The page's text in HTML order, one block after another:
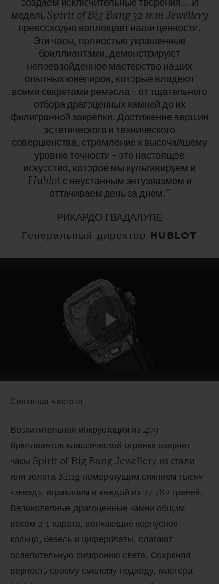
создаем исключительные творения... И
модель Spirit ofBig Bang 32 mm Jewellery
превосходно воплощает наши ценности.
Эти часы, полностью украшенные
бриллиантами, демонстрируют
непревзойденное мастерство наших
опытных ювелиров, которые владеют
всеми секретами ремесла – оттщательного
отборадрагоценных камней до их
филигранной закрепки. Достижение вершин
эстетического и технического
совершенства, стремление к высочайшему
уровню точности – это настоящее
искусство, которое мы культивируем в
Hublot с неустанным энтузиазмом и
оттачиваем день заднем.”
РИКАРДО ГВАДАЛУПЕ
Генеральный директор HUBLOT
Play
Сияющая чистота
Восхитительная инкрустация из 479
бриллиантов классической огранки озаряет
часы Spirit of Big Bang Jewellery из стали
или золота King немеркнущим сиянием тысяч
«звезд», играющим в каждой из 27 782 граней.
Великолепные драгоценные камни общим
весом 2,1 карата, венчающие корпусное
кольцо, безель и циферблаты, слагают
ослепительную симфонию света. Сохраняя
верность своему смелому подходу, мастера